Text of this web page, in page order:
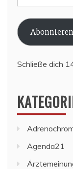
Mail-
Adresse
Abonnieren
Schließe dich
Agenda21